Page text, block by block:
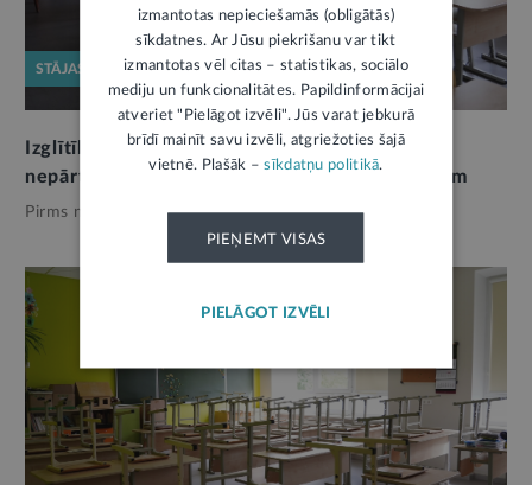
STĀJAS SPĒKĀ
Izglītības iestādēm jāizstrādā darbības
nepārtrauktības plāns apdraudējuma gadījumam
Pirms nedēļas, Izglītība
izmantotas nepieciešamās (obligātās)
sīkdatnes. Ar Jūsu piekrišanu var tikt
izmantotas vēl citas – statistikas, sociālo
mediju un funkcionalitātes. Papildinformācijai
atveriet "Pielāgot izvēli". Jūs varat jebkurā
brīdī mainīt savu izvēli, atgriežoties šajā
vietnē. Plašāk –sīkdatņu politikā.
PIEŅEMT VISAS
PIELĀGOT IZVĒLI